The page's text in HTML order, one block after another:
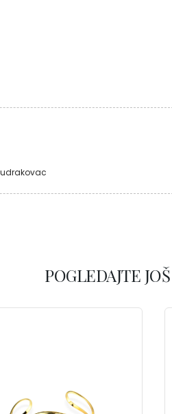
POGLEDAJTE